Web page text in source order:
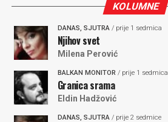
KOLUMNE
DANAS, SJUTRA/ prije 1 sedmica
Njihov svet
Milena Perović
BALKAN MONITOR/ prije 1 sedmica
Granica srama
Eldin Hadžović
DANAS, SJUTRA/ prije 2 sedmice